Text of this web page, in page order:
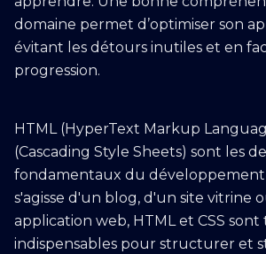
domaine permet d’optimiser son
évitant les détours inutiles et en
progression.
HTML (HyperText Markup
(Cascading Style Sheets) sont les
fondamentaux du développement
s'agisse d'un blog, d'un site vitrine
application web, HTML et CSS
indispensables pour structurer et